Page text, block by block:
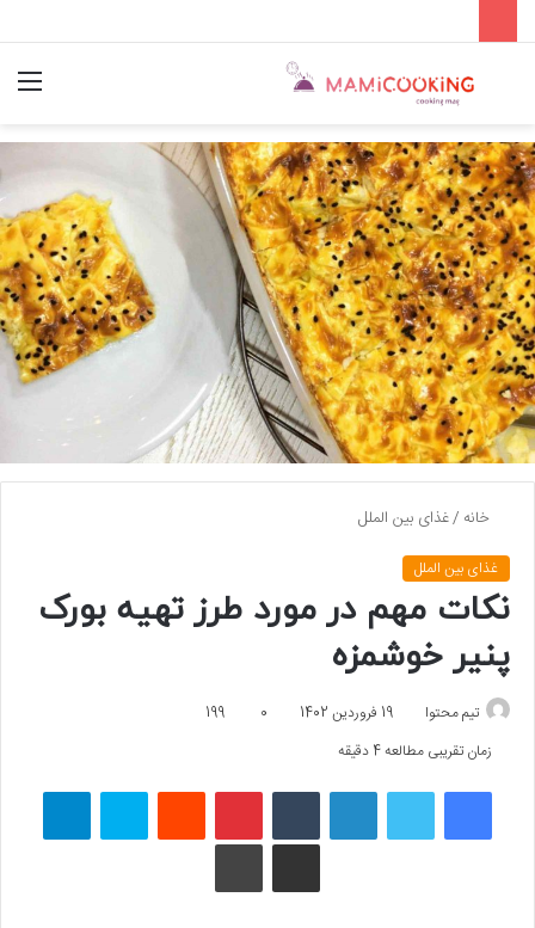
جستجو
خانه /غذای بین الملل
غذای بین الملل
نکات مهم در مورد طرز تهیه بورک
پنیر خوشمزه
تیم محتوا 19 فروردین 1402 0
199
زمان تقریبی مطالعه 4 دقیقه
فیسبوک لینکداین پینتریست اسکایپ
چاپ